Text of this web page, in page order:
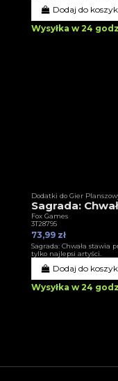
Dodaj do
Wysyłka w 24
Dodatki do Gier
Sagrada:
Fox Games
3T28795
73,99 zł
Sagrada: Chwała stawia
tylko najlepsi artyści.
Dodaj do
Wysyłka w 24